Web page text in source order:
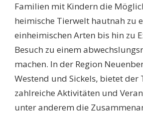
Familien mit Kindern die
heimische Tierwelt hautnah zu
einheimischen Arten bis hin zu
Besuch zu einem
machen. In der Region
Westend und Sickels, bietet der
zahlreiche Aktivitäten und
unter anderem die